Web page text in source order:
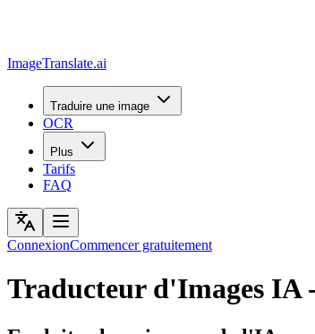
ImageTranslate.ai
Traduire une image
OCR
Plus
Tarifs
FAQ
ConnexionCommencer gratuitement
Traducteur d'Images IA